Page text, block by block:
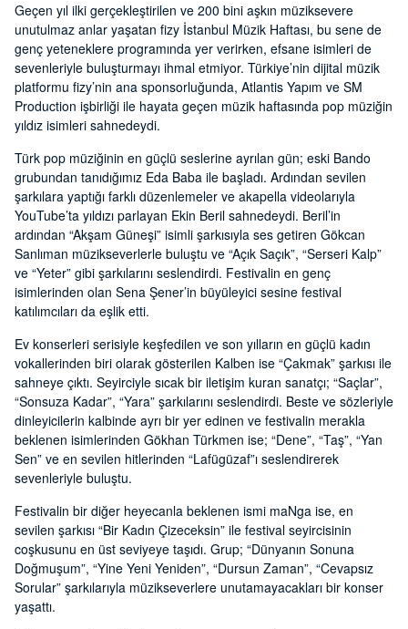
Geçen yıl ilki gerçekleştirilen ve 200 bini aşkın müziksevere
unutulmaz anlar yaşatan fizy İstanbul Müzik Haftası, bu sene de
genç yeteneklere programında yer verirken, efsane isimleri de
sevenleriyle buluşturmayı ihmal etmiyor. Türkiye’nin dijital müzik
platformu fizy’nin ana sponsorluğunda, Atlantis Yapım ve SM
Production işbirliği ile hayata geçen müzik haftasında pop müziğin
yıldız isimleri sahnedeydi.
Türk pop müziğinin en güçlü seslerine ayrılan gün; eski Bando
grubundan tanıdığımız Eda Baba ile başladı. Ardından sevilen
şarkılara yaptığı farklı düzenlemeler ve akapella videolarıyla
YouTube’ta yıldızı parlayan Ekin Beril sahnedeydi. Beril’in
ardından “Akşam Güneşi” isimli şarkısıyla ses getiren Gökcan
Sanlıman müzikseverlerle buluştu ve “Açık Saçık”, “Serseri Kalp”
ve “Yeter” gibi şarkılarını seslendirdi. Festivalin en genç
isimlerinden olan Sena Şener’in büyüleyici sesine festival
katılımcıları da eşlik etti.
Ev konserleri serisiyle keşfedilen ve son yılların en güçlü kadın
vokallerinden biri olarak gösterilen Kalben ise “Çakmak” şarkısı ile
sahneye çıktı. Seyirciyle sıcak bir iletişim kuran sanatçı; “Saçlar”,
“Sonsuza Kadar”, “Yara” şarkılarını seslendirdi. Beste ve sözleriyle
dinleyicilerin kalbinde ayrı bir yer edinen ve festivalin merakla
beklenen isimlerinden Gökhan Türkmen ise; “Dene”, “Taş”, “Yan
Sen” ve en sevilen hitlerinden “Lafügüzaf”ı seslendirerek
sevenleriyle buluştu.
Festivalin bir diğer heyecanla beklenen ismi maNga ise, en
sevilen şarkısı “Bir Kadın Çizeceksin” ile festival seyircisinin
coşkusunu en üst seviyeye taşıdı. Grup; “Dünyanın Sonuna
Doğmuşum”, “Yine Yeni Yeniden”, “Dursun Zaman”, “Cevapsız
Sorular” şarkılarıyla müzikseverlere unutamayacakları bir konser
yaşattı.